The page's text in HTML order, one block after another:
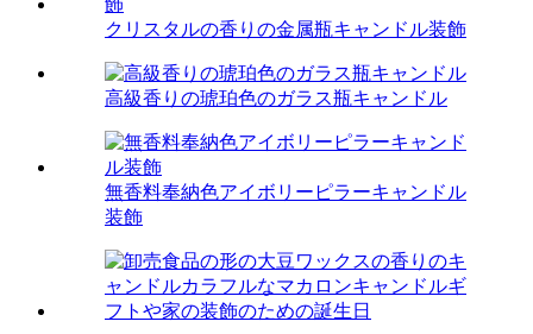
クリスタルの香りの金属瓶キャンドル装飾
高級香りの琥珀色のガラス瓶キャンドル
無香料奉納色アイボリーピラーキャンドル
装飾